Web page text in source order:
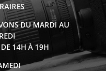
DU MARDI AU
14H À 19H